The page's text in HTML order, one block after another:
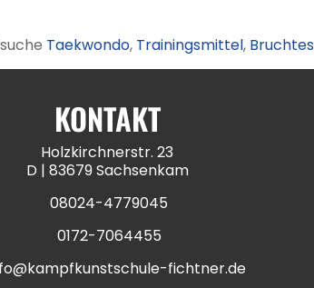
Taekwondo, Trainingsmittel,
KONTAKT
Holzkirchnerstr. 23
D | 83679 Sachsenkam
08024-4779045
0172-7064455
fichtner.de